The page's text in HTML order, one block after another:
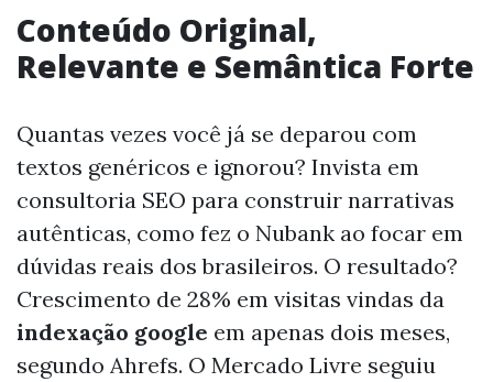
Conteúdo Original,
Relevante e Semântica Forte
Quantas vezes você já se deparou com
textos genéricos e ignorou? Invista em
consultoria SEO para construir narrativas
autênticas, como fez o Nubank ao focar em
dúvidas reais dos brasileiros. O resultado?
Crescimento de 28% em visitas vindas da
indexação google em apenas dois meses,
segundo Ahrefs. O Mercado Livre seguiu